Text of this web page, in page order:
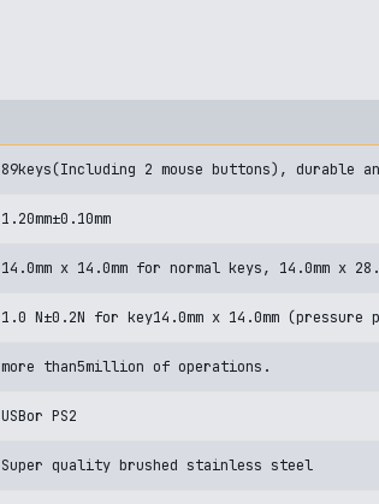
89keys(Including 2 mouse buttons), durable
1.20mm±0.10mm
14.0mm x 14.0mm for normal keys, 14.0mm x
1.0 N±0.2N for key14.0mm x 14.0mm
more than5million of operations.
USBor PS2
Super quality brushed stainless steel